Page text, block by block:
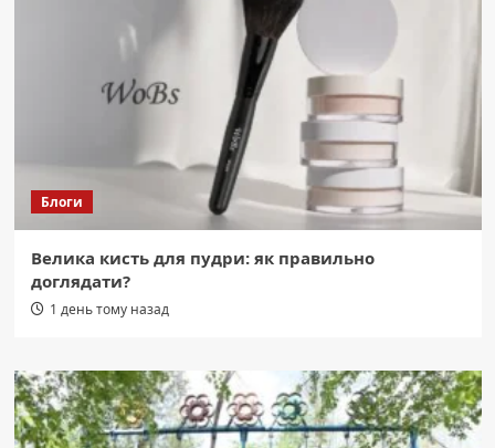
Блоги
Велика кисть для пудри: як правильно
доглядати?
1 день тому назад